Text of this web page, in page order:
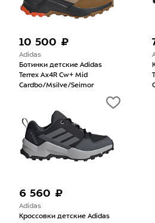
10 500 ₽
Adidas
Ботинки детские Adidas
Terrex Ax4R Cw+ Mid
Cardbo/Msilve/Seimor
6 560 ₽
Adidas
Кроссовки детские Adidas